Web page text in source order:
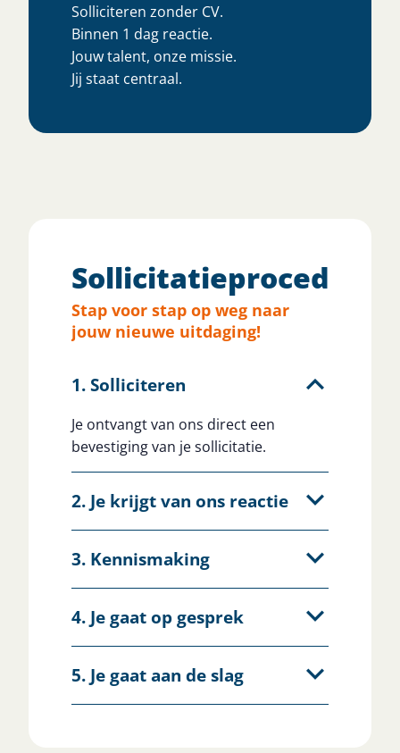
Solliciteren zonder CV.
Binnen 1 dag reactie.
Jouw talent, onze missie.
Jij staat centraal.
Sollicitatieprocedure
Stap voor stap op weg naar
jouw nieuwe uitdaging!
1. Solliciteren
Je ontvangt van ons direct een
bevestiging van je sollicitatie.
2. Je krijgt van ons reactie
3. Kennismaking
4. Je gaat op gesprek
5. Je gaat aan de slag